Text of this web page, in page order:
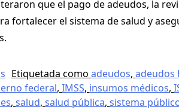
que el pago de adeudos, la
fortalecer el sistema de salud y
Etiquetada como adeudos, adeudos
federal, IMSS, insumos médicos,
, salud, salud pública, sistema